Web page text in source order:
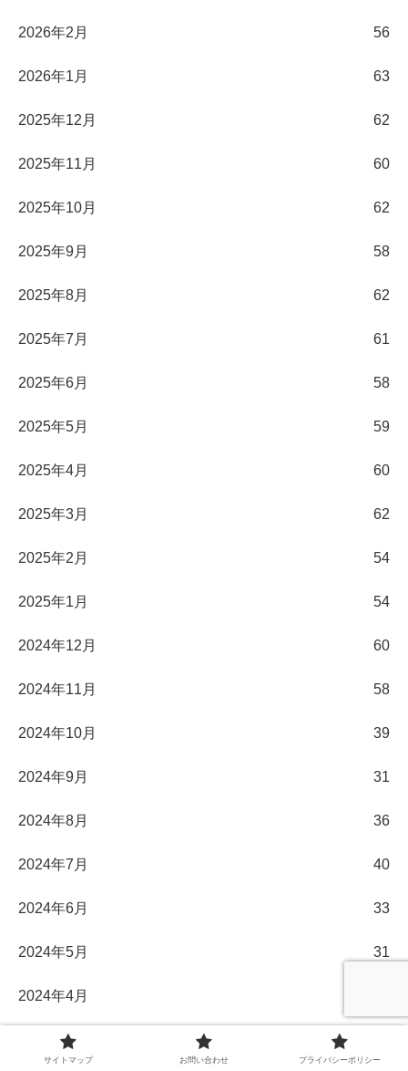
2026年2月 56
2026年1月 63
2025年12月 62
2025年11月 60
2025年10月 62
2025年9月 58
2025年8月 62
2025年7月 61
2025年6月 58
2025年5月 59
2025年4月 60
2025年3月 62
2025年2月 54
2025年1月 54
2024年12月 60
2024年11月 58
2024年10月 39
2024年9月 31
2024年8月 36
2024年7月 40
2024年6月 33
2024年5月 31
2024年4月
2024年3月
サイトマップ お問い合わせ プライバシーポリシー